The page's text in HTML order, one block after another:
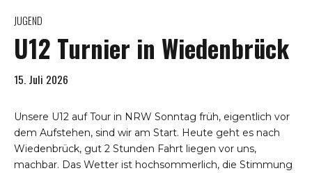
JUGEND
U12 Turnier in Wiedenbrück
15. Juli 2026
Unsere U12 auf Tour in NRW Sonntag früh, eigentlich vor
dem Aufstehen, sind wir am Start. Heute geht es nach
Wiedenbrück, gut 2 Stunden Fahrt liegen vor uns,
machbar. Das Wetter ist hochsommerlich, die Stimmung